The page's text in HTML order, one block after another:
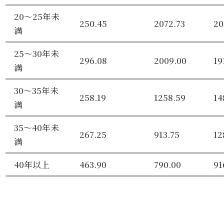
20～25年未
満
250.45 2072.73
25～30年未
満
296.08 2009.00
30～35年未
満
258.19 1258.59
35～40年未
満
267.25 913.75
40年以上 463.90 790.00